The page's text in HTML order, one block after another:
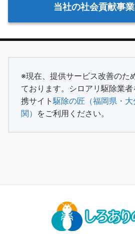
当社の社会貢献事
※現在、提供サービス改善のた
ております。シロアリ駆除業
携サイト 駆除の匠（福岡県・
関） をご利用ください。